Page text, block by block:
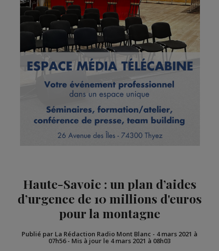
Haute-Savoie : un plan d’aides
d’urgence de 10 millions d'euros
pour la montagne
Publié par La Rédaction Radio Mont Blanc - 4 mars 2021 à
07h56- Mis à jour le 4 mars 2021 à 08h03